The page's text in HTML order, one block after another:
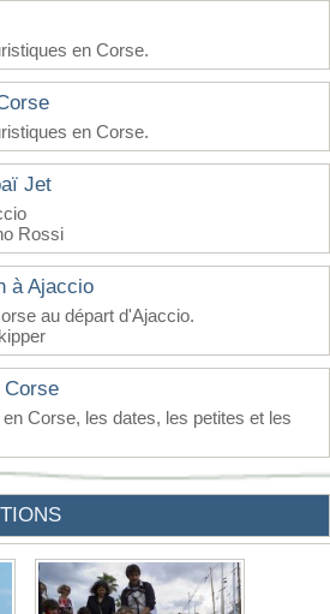
en Corse.
en Corse.
Jet
Rossi
à Ajaccio
au départ d'Ajaccio.
Corse
Corse, les dates, les petites et les